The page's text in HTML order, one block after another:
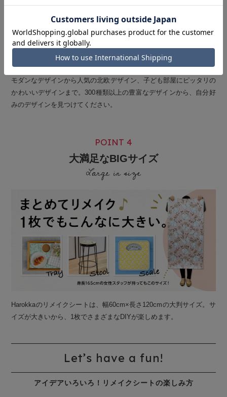
モダンなデザインから人気の北欧デザイン、子ども部屋にピッタリの
かわいいデザインまで。300種類以上の豊富なデザインから、自分好
みのデザインを見つけてください。
POINT 4
大満足なBIGサイズ
Large in size
Harokkaのリメイクシートは、幅60cm×長さ120cmの大判サイズ。サ
イズが大きいから、1枚でさまざまなDIYが楽しめます。
Let’s have a fun!
アイデアいろいろ！リメイクシートの楽しみ方